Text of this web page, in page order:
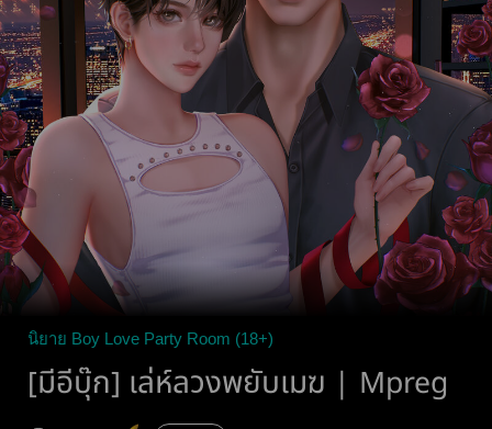
นิยาย Boy Love Party Room (18+)
[มีอีบุ๊ก] เล่ห์ลวงพยับเมฆ | Mpreg